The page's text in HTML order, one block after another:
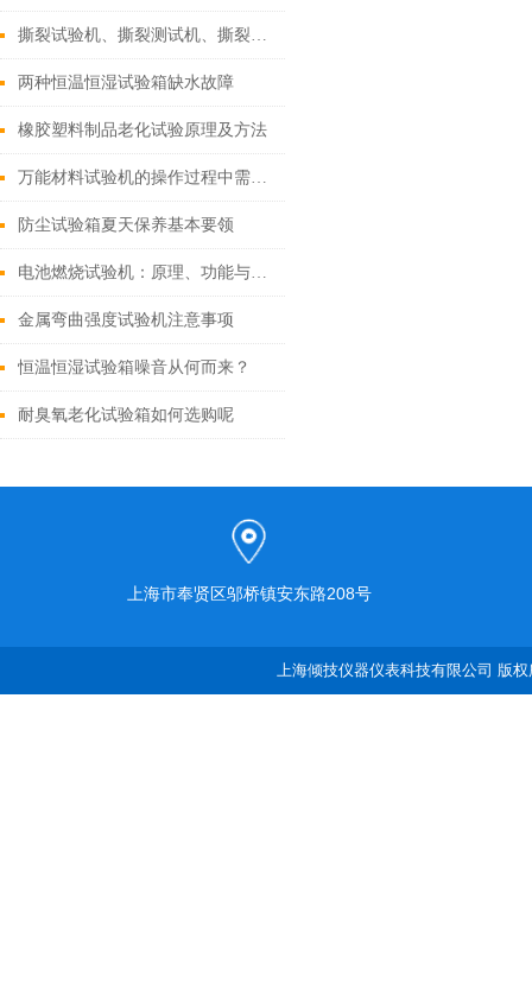
撕裂试验机、撕裂测试机、撕裂试验机
两种恒温恒湿试验箱缺水故障
橡胶塑料制品老化试验原理及方法
万能材料试验机的操作过程中需要注意哪些安全事项？
防尘试验箱夏天保养基本要领
电池燃烧试验机：原理、功能与应用全面解析
金属弯曲强度试验机注意事项
恒温恒湿试验箱噪音从何而来？
耐臭氧老化试验箱如何选购呢
上海市奉贤区邬桥镇安东路208号
上海倾技仪器仪表科技有限公司 版